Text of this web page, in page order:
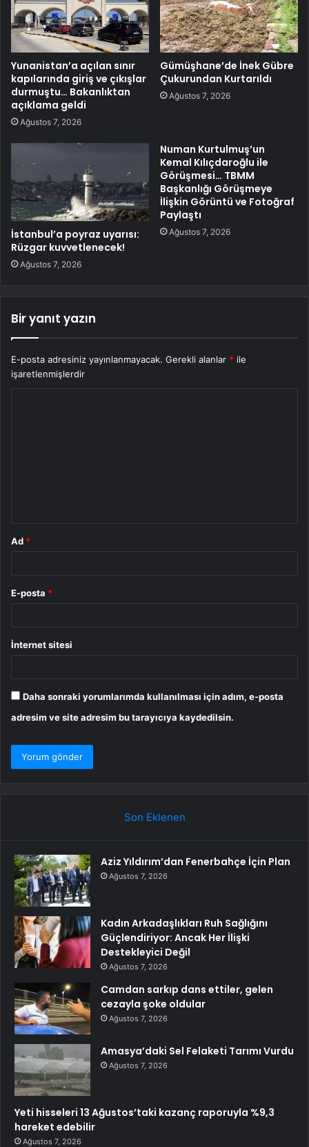
Yunanistan’a açılan sınır
kapılarında giriş ve çıkışlar
durmuştu… Bakanlıktan
açıklama geldi
Ağustos 7, 2026
Gümüşhane’de İnek Gübre
Çukurundan Kurtarıldı
Ağustos 7, 2026
İstanbul’a poyraz uyarısı:
Rüzgar kuvvetlenecek!
Ağustos 7, 2026
Numan Kurtulmuş’un
Kemal Kılıçdaroğlu ile
Görüşmesi… TBMM
Başkanlığı Görüşmeye
İlişkin Görüntü ve Fotoğraf
Paylaştı
Ağustos 7, 2026
Bir yanıt yazın
E-posta adresiniz yayınlanmayacak. Gerekli alanlar * ile
işaretlenmişlerdir
Ad *
E-posta *
İnternet sitesi
Daha sonraki yorumlarımda kullanılması için adım, e-posta
adresim ve site adresim bu tarayıcıya kaydedilsin.
Son Eklenen
Aziz Yıldırım’dan Fenerbahçe İçin Plan
Ağustos 7, 2026
Kadın Arkadaşlıkları Ruh Sağlığını
Güçlendiriyor: Ancak Her İlişki
Destekleyici Değil
Ağustos 7, 2026
Camdan sarkıp dans ettiler, gelen
cezayla şoke oldular
Ağustos 7, 2026
Amasya’daki Sel Felaketi Tarımı Vurdu
Ağustos 7, 2026
Yeti hisseleri 13 Ağustos’taki kazanç raporuyla %9,3
hareket edebilir
Ağustos 7, 2026